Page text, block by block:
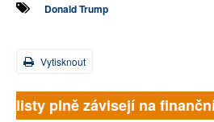
Donald Trump
Vytisknout
listy plně závisejí na